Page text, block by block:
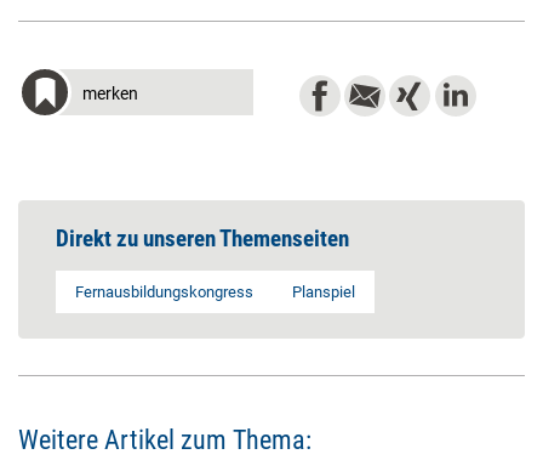
merken
Direkt zu unseren Themenseiten
Fernausbildungskongress Planspiel
Weitere Artikel zum Thema: